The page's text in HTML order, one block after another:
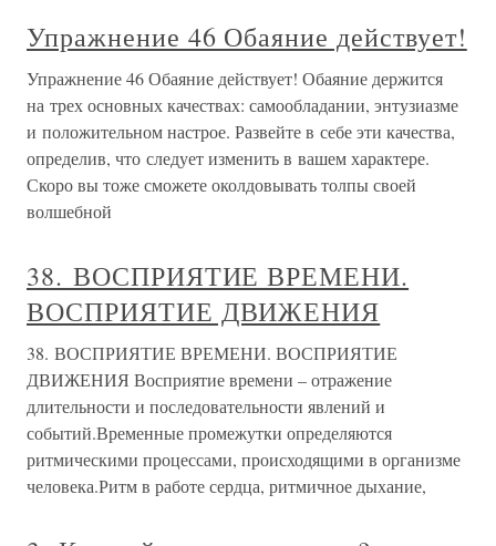
Упражнение 46 Обаяние действует!
Упражнение 46 Обаяние действует! Обаяние держится
на трех основных качествах: самообладании, энтузиазме
и положительном настрое. Развейте в себе эти качества,
определив, что следует изменить в вашем характере.
Скоро вы тоже сможете околдовывать толпы своей
волшебной
38. ВОСПРИЯТИЕ ВРЕМЕНИ.
ВОСПРИЯТИЕ ДВИЖЕНИЯ
38. ВОСПРИЯТИЕ ВРЕМЕНИ. ВОСПРИЯТИЕ
ДВИЖЕНИЯ Восприятие времени – отражение
длительности и последовательности явлений и
событий.Временные промежутки определяются
ритмическими процессами, происходящими в организме
человека.Ритм в работе сердца, ритмичное дыхание,